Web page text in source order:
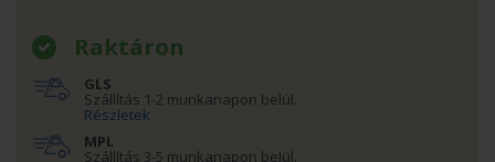
Raktáron
GLS
Szállítás 1-2 munkanapon belül.
Részletek
MPL
Szállítás 3-5 munkanapon belül.